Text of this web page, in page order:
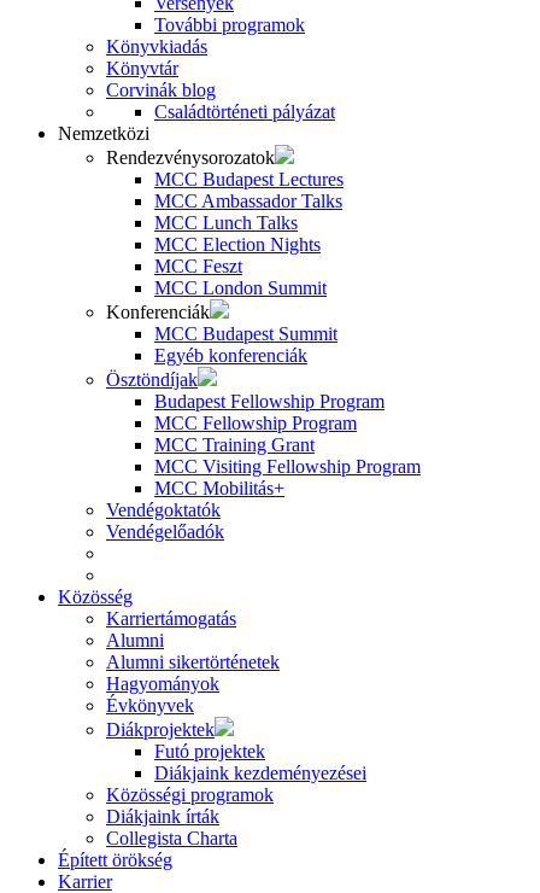
További programok
Könyvkiadás
Könyvtár
Corvinák blog
Családtörténeti pályázat
Nemzetközi
Rendezvénysorozatok
MCC Budapest Lectures
MCC Ambassador Talks
MCC Lunch Talks
MCC Election Nights
MCC Feszt
MCC London Summit
Konferenciák
MCC Budapest Summit
Egyéb konferenciák
Ösztöndíjak
Budapest Fellowship Program
MCC Fellowship Program
MCC Training Grant
MCC Visiting Fellowship Program
MCC Mobilitás+
Vendégoktatók
Vendégelőadók
Közösség
Karriertámogatás
Alumni
Alumni sikertörténetek
Hagyományok
Évkönyvek
Diákprojektek
Futó projektek
Diákjaink kezdeményezései
Közösségi programok
Diákjaink írták
Collegista Charta
Épített örökség
Karrier